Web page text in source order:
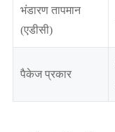
भंडारण तापमान
(एडीसी)
पैकेज प्रकार